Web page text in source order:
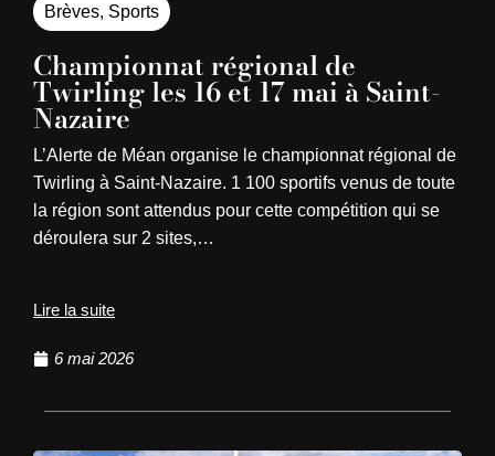
Brèves, Sports
Championnat régional de
Twirling les 16 et 17 mai à Saint-
Nazaire
L’Alerte de Méan organise le championnat régional de
Twirling à Saint-Nazaire. 1 100 sportifs venus de toute
la région sont attendus pour cette compétition qui se
déroulera sur 2 sites,…
Lire la suite
6 mai 2026